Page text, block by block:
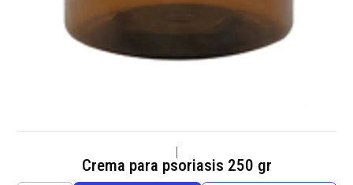
Crema para psoriasis 250 gr